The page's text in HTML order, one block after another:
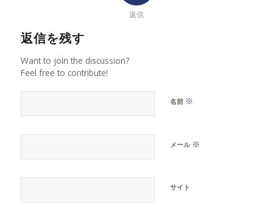
返信
返信を残す
Want to join the discussion?
Feel free to contribute!
名前 ※
メール ※
サイト